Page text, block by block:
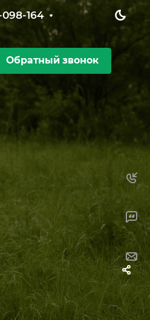
098-164
Обратный звонок